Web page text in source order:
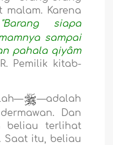
Karena
"Barang siapa
sampai
pahala qiyâm
Pemilik kitab-
—adalah
Dan
beliau terlihat
Saat itu, beliau